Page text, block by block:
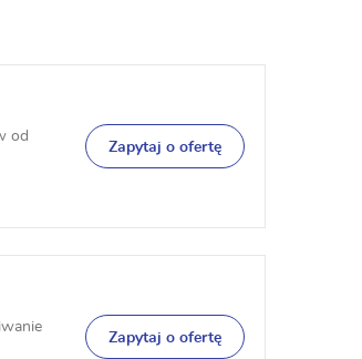
od
Zapytaj o ofertę
Zapytaj o ofertę